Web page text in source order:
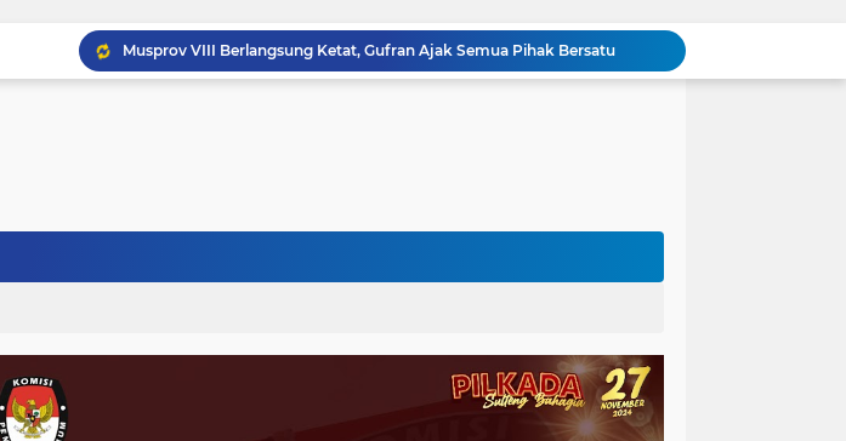
Kejati Sulteng Geledah Kantor Bapenda Donggala dan Tambang PT KK, 32 Alat Berat Disita!
Tak Berkutik, Pencuri Puluhan Kilogram Ikan Laut di Torue Berakhir di Balik Jeruji